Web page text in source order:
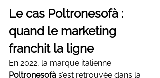
Le cas Poltronesofà :
quand le marketing
franchit la ligne
En 2022, la marque italienne
Poltronesofà s’est retrouvée dans la